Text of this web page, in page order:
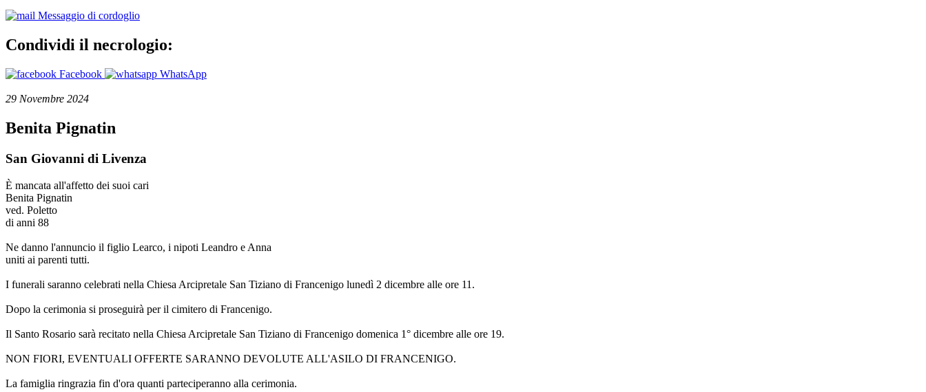
Messaggio di cordoglio
Condividi il necrologio:
Facebook WhatsApp
29 Novembre 2024
Benita Pignatin
San Giovanni di Livenza
È mancata all'affetto dei suoi cari
Benita Pignatin
ved. Poletto
di anni 88
Ne danno l'annuncio il figlio Learco, i nipoti Leandro e Anna
uniti ai parenti tutti.
I funerali saranno celebrati nella Chiesa Arcipretale San Tiziano di Francenigo lunedì 2 dicembre alle ore 11.
Dopo la cerimonia si proseguirà per il cimitero di Francenigo.
Il Santo Rosario sarà recitato nella Chiesa Arcipretale San Tiziano di Francenigo domenica 1° dicembre alle ore 19.
NON FIORI, EVENTUALI OFFERTE SARANNO DEVOLUTE ALL'ASILO DI FRANCENIGO.
La famiglia ringrazia fin d'ora quanti parteciperanno alla cerimonia.